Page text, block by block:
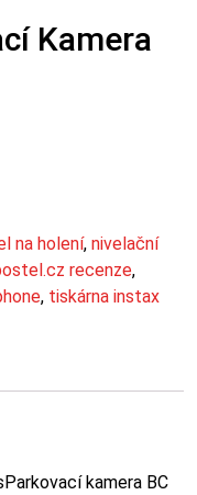
Kamera
na holení, nivelační
recenze,
, tiskárna instax
kamera BC